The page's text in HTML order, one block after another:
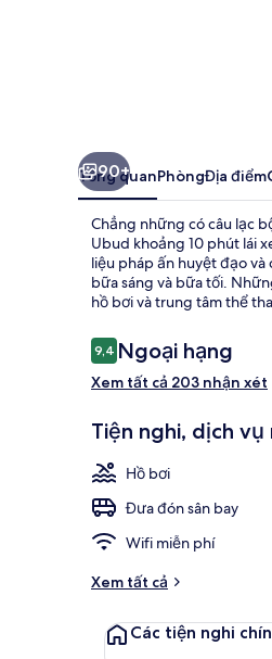
90+
Tổng quanPhòngĐịa điểm
Chẳng những có câu lạc
Ubud khoảng 10 phút lái
liệu pháp ấn huyệt đạo và
bữa sáng và bữa tối.
hồ bơi và trung tâm thể
Nhận
xét
9,49,4 trên 10,
Ngoại hạng
Xem tất cả 203 nhận xét
Tiện nghi, dịch vụ
Hồ bơi
Đưa đón sân bay
Wifi miễn phí
Xem tất cả
Các tiện nghi